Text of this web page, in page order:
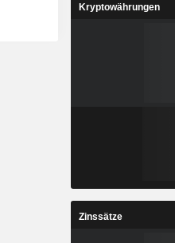
Kryptowährungen
Zinssätze